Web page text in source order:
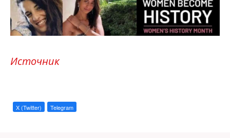
Источник
X (Twitter) Telegram